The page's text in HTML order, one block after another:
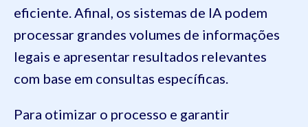
eficiente. Afinal, os sistemas de IA podem
processar grandes volumes de informações
legais e apresentar resultados relevantes
com base em consultas específicas.
Para otimizar o processo e garantir